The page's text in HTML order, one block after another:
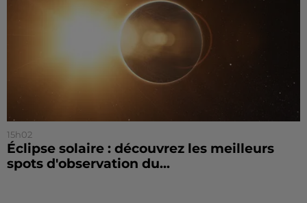
15h02
Éclipse solaire : découvrez les meilleurs
spots d'observation du...